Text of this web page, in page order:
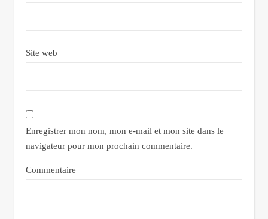
Site web
Enregistrer mon nom, mon e-mail et mon site dans le
navigateur pour mon prochain commentaire.
Commentaire